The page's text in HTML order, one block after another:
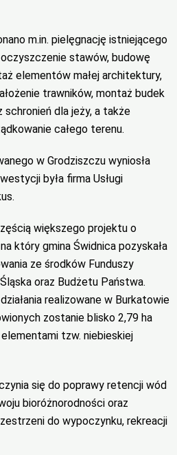
m.in. pielęgnację istniejącego
stawów, budowę
elementów małej architektury,
trawników, montaż budek
dla jeży, a także
całego terenu.
w Grodziszczu wyniosła
była firma Usługi
większego projektu o
który gmina Świdnica pozyskała
ze środków Funduszy
oraz Budżetu Państwa.
realizowane w Burkatowie
zostanie blisko 2,79 ha
tzw. niebieskiej
się do poprawy retencji wód
bioróżnorodności oraz
do wypoczynku, rekreacji